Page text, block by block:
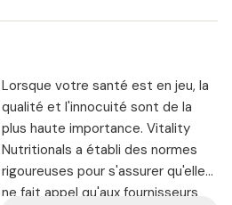
mais aussi pour soutenir des
Lorsque votre santé est en jeu, la
qualité et l'innocuité sont de la
plus haute importance. Vitality
Nutritionals a établi des normes
rigoureuses pour s'assurer qu'elle
ne fait appel qu'aux fournisseurs